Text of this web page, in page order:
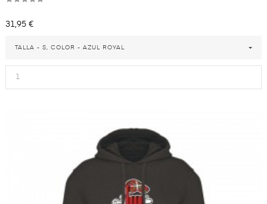
Precio
31,95 €
TALLA - S, COLOR - AZUL ROYAL